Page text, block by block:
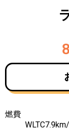
燃費
WLTC7.9